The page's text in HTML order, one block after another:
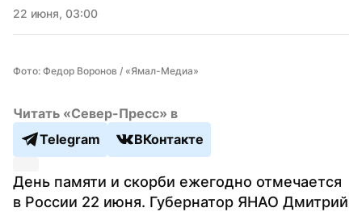
22 июня, 03:00
Фото: Федор Воронов / «Ямал-Медиа»
Читать «Север-Пресс» в
Telegram
ВКонтакте
День памяти и скорби ежегодно отмечается
в России 22 июня. Губернатор ЯНАО Дмитрий